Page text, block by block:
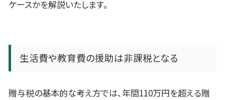
ケースかを解説いたします。
生活費や教育費の援助は非課税となる
贈与税の基本的な考え方では、年間110万円を超える贈